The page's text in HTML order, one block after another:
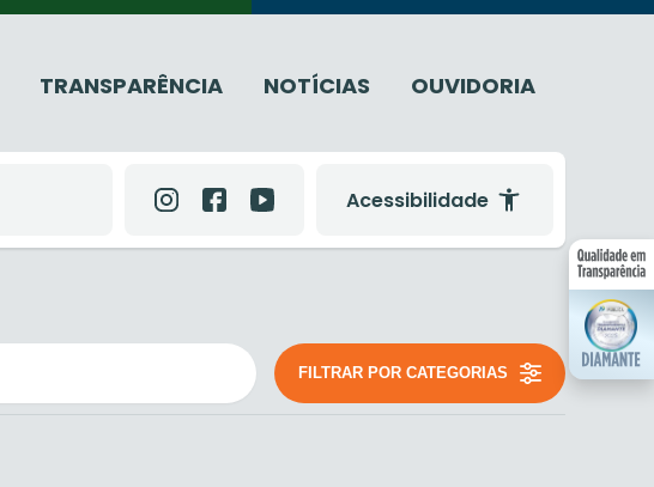
TRANSPARÊNCIA NOTÍCIAS OUVIDORIA
Acessibilidade
FILTRAR POR CATEGORIAS